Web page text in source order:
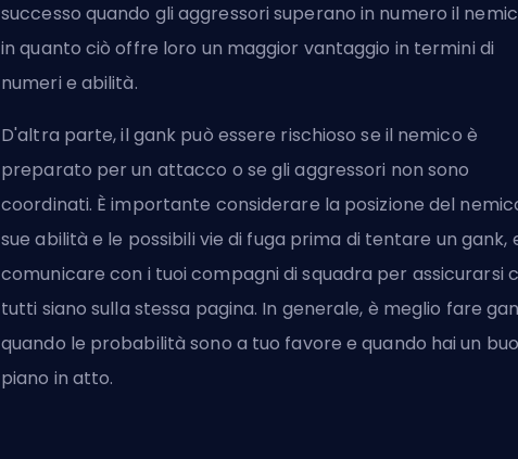
successo quando gli aggressori superano in numero il
in quanto ciò offre loro un maggior vantaggio in termini di
numeri e abilità.
D'altra parte, il gank può essere rischioso se il nemico è
preparato per un attacco o se gli aggressori non sono
coordinati. È importante considerare la posizione del
sue abilità e le possibili vie di fuga prima di tentare un gank,
comunicare con i tuoi compagni di squadra per assicurarsi
tutti siano sulla stessa pagina. In generale, è meglio fare
quando le probabilità sono a tuo favore e quando hai un
piano in atto.